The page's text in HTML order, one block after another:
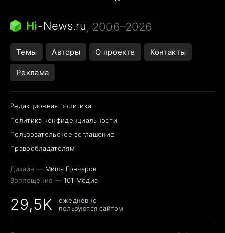
Бензин 100 и 95
Тунцы в океанариуме
Следующая пандемия
Hi-News.ru, 2006–2026
Темы Авторы О проекте Контакты
Реклама
Редакционная политика
Политика конфиденциальности
Пользовательское соглашение
Правообладателям
Дизайн — Миша Гончаров
Воплощение — 101 Медиа
29,5K
ежедневно
пользуются сайтом